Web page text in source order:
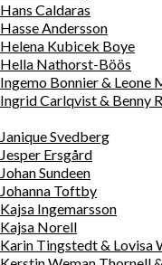
Hans Caldaras
Hasse Andersson
Helena Kubicek Boye
Hella Nathorst-Böös
Ingemo Bonnier & Leone
Ingrid Carlqvist & Benny
Janique Svedberg
Jesper Ersgård
Johan Sundeen
Johanna Toftby
Kajsa Ingemarsson
Kajsa Norell
Karin Tingstedt & Lovisa